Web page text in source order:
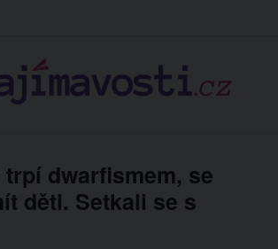
trpí dwarfismem, se
děti. Setkali se s